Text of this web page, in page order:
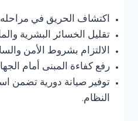
اكتشاف الحريق في مراحله
تقليل الخسائر البشرية
الالتزام بشروط الأمن
رفع كفاءة المبنى أمام
توفير صيانة دورية تضمن
النظام.